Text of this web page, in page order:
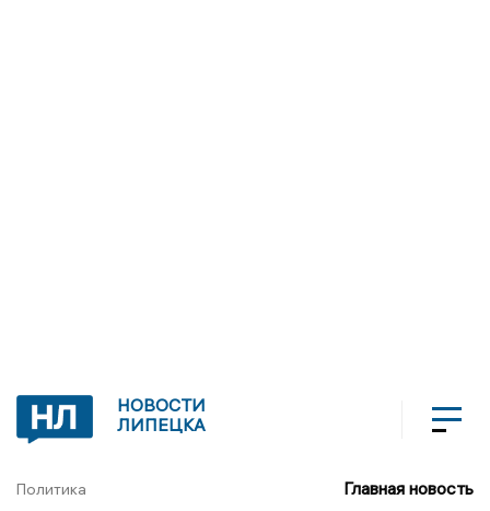
НОВОСТИ
ЛИПЕЦКА
Политика Главная новость